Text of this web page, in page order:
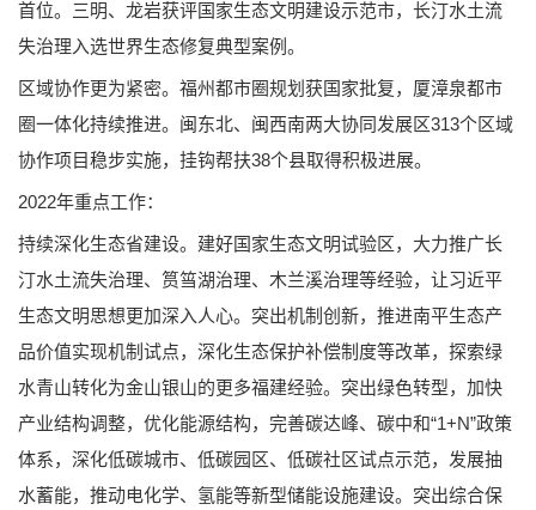
首位。三明、龙岩获评国家生态文明建设示范市，长汀水土流
失治理入选世界生态修复典型案例。
区域协作更为紧密。福州都市圈规划获国家批复，厦漳泉都市
圈一体化持续推进。闽东北、闽西南两大协同发展区313个区域
协作项目稳步实施，挂钩帮扶38个县取得积极进展。
2022年重点工作：
持续深化生态省建设。建好国家生态文明试验区，大力推广长
汀水土流失治理、筼筜湖治理、木兰溪治理等经验，让习近平
生态文明思想更加深入人心。突出机制创新，推进南平生态产
品价值实现机制试点，深化生态保护补偿制度等改革，探索绿
水青山转化为金山银山的更多福建经验。突出绿色转型，加快
产业结构调整，优化能源结构，完善碳达峰、碳中和“1+N”政策
体系，深化低碳城市、低碳园区、低碳社区试点示范，发展抽
水蓄能，推动电化学、氢能等新型储能设施建设。突出综合保